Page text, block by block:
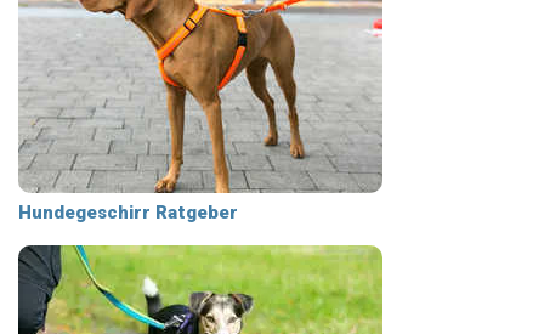
Hundegeschirr Ratgeber